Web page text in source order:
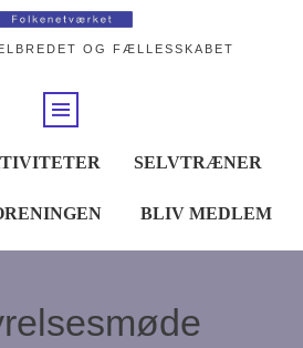
OG FÆLLESSKABET
SELVTRÆNER
BLIV MEDLEM